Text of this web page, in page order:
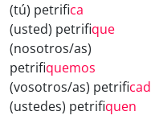
(tú) petrifica
(usted) petrifique
(nosotros/as)
petrifiquemos
(vosotros/as) petrificad
(ustedes) petrifiquen